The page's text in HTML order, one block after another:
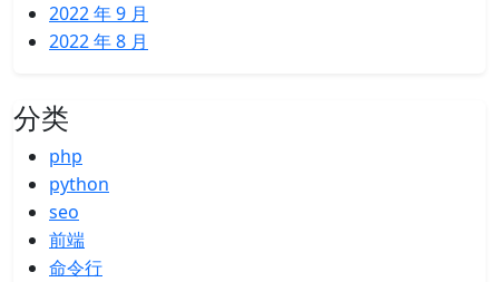
2022 年 9 月
2022 年 8 月
分类
php
python
seo
前端
命令行